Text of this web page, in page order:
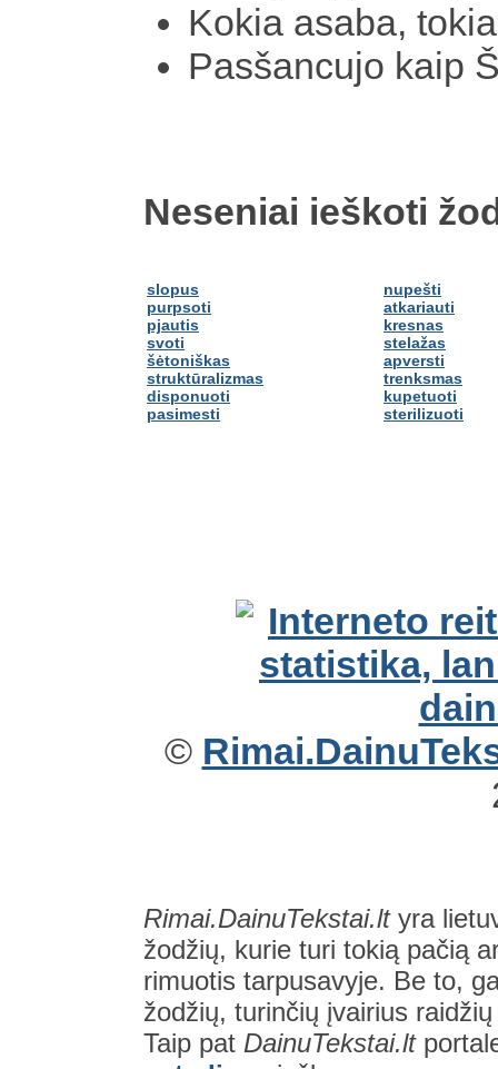
Kokia asaba,
Pasšancujo kaip
Neseniai ieškoti
slopus
purpsoti
pjautis
svoti
šėtoniškas
struktūralizmas
disponuoti
pasimesti
nupešti
atkariauti
kresnas
stelažas
apversti
trenksmas
kupetuoti
sterilizuoti
©
Rimai.DainuTekstai.ltyra
žodžių, kurie turi tokią pačią
rimuotis tarpusavyje. Be to,
žodžių, turinčių įvairius
Taip pat DainuTekstai.lt